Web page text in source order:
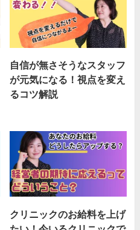
自信が無さそうなスタッフ
が元気になる！視点を変え
るコツ解説
クリニックのお給料を上げ